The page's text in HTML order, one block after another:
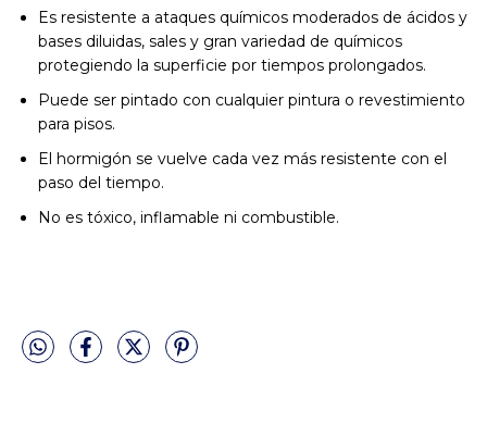
Es resistente a ataques químicos moderados de ácidos y
bases diluidas, sales y gran variedad de químicos
protegiendo la superficie por tiempos prolongados.
Puede ser pintado con cualquier pintura o revestimiento
para pisos.
El hormigón se vuelve cada vez más resistente con el
paso del tiempo.
No es tóxico, inflamable ni combustible.